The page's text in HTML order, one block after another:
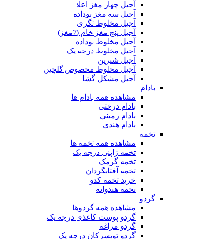
آجیل چهار مغز اعلا
آجیل سه مغز بوداده
آجیل مخلوط تگری
آجیل پنج مغز خام (7مغز)
آجیل مخلوط بوداده
آجیل مخلوط درجه یک
آجیل شیرین
آجیل مخلوط مخصوص گلچین
آجیل مشکل گشا
بادام
مشاهده همه بادام ها
بادام درختی
بادام زمینی
بادام هندی
تخمه
مشاهده همه تخمه ها
تخمه ژاپنی درجه یک
تخمه گرمک
تخمه آفتابگردان
خرید تخمه کدو
تخمه هندوانه
گردو
مشاهده همه گردوها
گردو پوست کاغذی درجه یک
گردو مراغه
گردو تویسرکان درجه یک